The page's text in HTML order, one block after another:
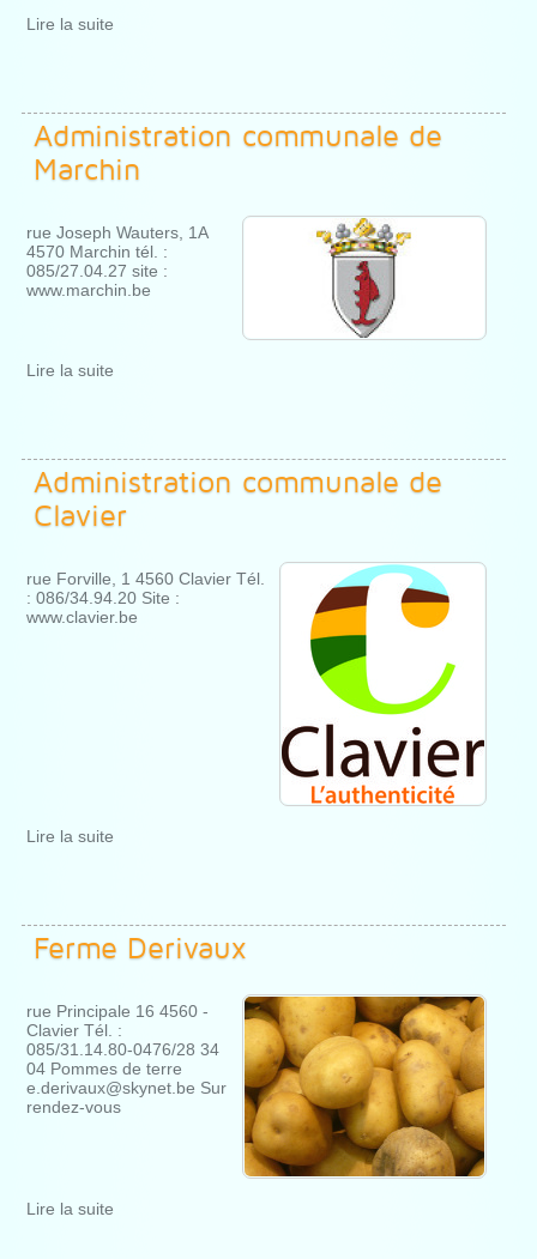
Lire la suite
Administration communale de
Marchin
rue Joseph Wauters, 1A
4570 Marchin tél. :
085/27.04.27 site :
www.marchin.be
Lire la suite
Administration communale de
Clavier
rue Forville, 1 4560 Clavier Tél.
: 086/34.94.20 Site :
www.clavier.be
Lire la suite
Ferme Derivaux
rue Principale 16 4560 -
Clavier Tél. :
085/31.14.80-0476/28 34
04 Pommes de terre
e.derivaux@skynet.be Sur
rendez-vous
Lire la suite